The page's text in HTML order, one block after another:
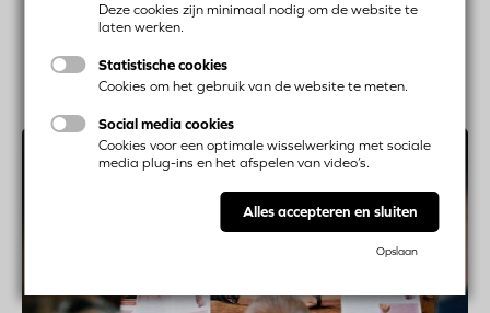
Deze cookies zijn minimaal nodig om de website te
laten werken.
Statistische cookies
Cookies om het gebruik van de website te meten.
Social media cookies
Cookies voor een optimale wisselwerking met sociale
media plug-ins en het afspelen van video’s.
Opslaan
Alles accepteren en sluiten